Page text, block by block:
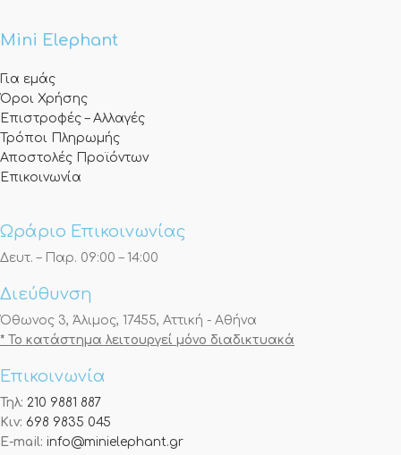
Mini Elephant
Για εμάς
Όροι Χρήσης
Επιστροφές – Αλλαγές
Τρόποι Πληρωμής
Αποστολές Προϊόντων
Επικοινωνία
Ωράριο Επικοινωνίας
Δευτ. – Παρ. 09:00 – 14:00
Διεύθυνση
Όθωνος 3, Άλιμος, 17455, Αττική - Αθήνα
* Το κατάστημα λειτουργεί μόνο διαδικτυακά
Επικοινωνία
Τηλ: 210 9881 887
Κιν: 698 9835 045
E-mail: info@minielephant.gr